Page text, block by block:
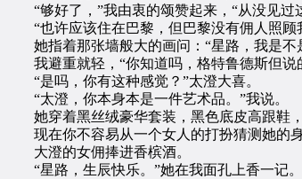
“够好了，”我由衷的颂赞起来，“从没见过
“也许应该住在巴黎，但巴黎没有佣人照顾
她指着那张墙般大的画问：“星路，我是不
我避重就轻，“你知道吗，格特鲁德斯但说
“是吗，你有这种感觉？”太澄大喜。
“太澄，你本身本是一件艺术品。”我说。
她穿着黑丝绒豪华套装，黑色底皮高跟鞋，
现在你不容易从一个女人的打扮猜测她的身
大澄的女佣捧进香槟酒。
“星路，生辰快乐。”她在我面孔上香一记。